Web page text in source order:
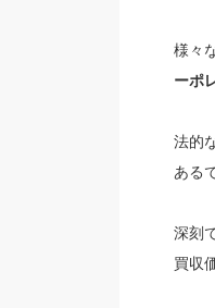
様々
ーポ
法的
ある
深刻
買収